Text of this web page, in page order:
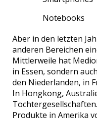
Notebooks
Aber in den letzten
anderen Bereichen
Mittlerweile hat
in Essen, sondern
den Niederlanden, in
In Hongkong,
Produkte in Amerika